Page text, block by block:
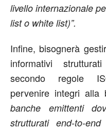
livello internazionale
list o white list)”.
Infine, bisognerà
informativi
secondo regole
pervenire integri alla
banche emittenti
strutturati end-to-